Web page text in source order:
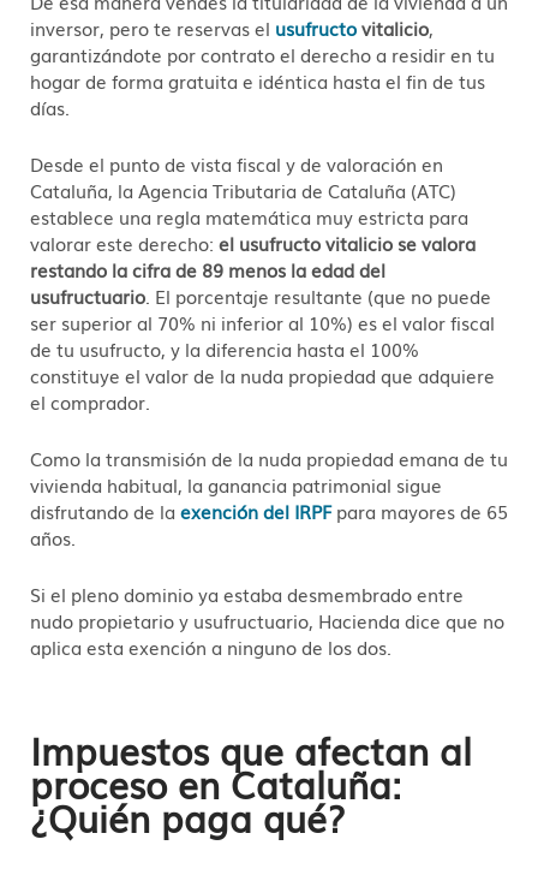
inversor, pero te reservas el usufructovitalicio,
garantizándote por contrato el derecho a residir en tu
hogar de forma gratuita e idéntica hasta el fin de tus
días.
Desde el punto de vista fiscal y de valoración en
Cataluña, la Agencia Tributaria de Cataluña (ATC)
establece una regla matemática muy estricta para
valorar este derecho: el usufructo vitalicio se valora
restando la cifra de 89 menos la edad del
usufructuario. El porcentaje resultante (que no puede
ser superior al 70% ni inferior al 10%) es el valor fiscal
de tu usufructo, y la diferencia hasta el 100%
constituye el valor de la nuda propiedad que adquiere
el comprador.
Como la transmisión de la nuda propiedad emana de tu
vivienda habitual, la ganancia patrimonial sigue
disfrutando de la exención del IRPFpara mayores de 65
años.
Si el pleno dominio ya estaba desmembrado entre
nudo propietario y usufructuario, Hacienda dice que no
aplica esta exención a ninguno de los dos.
Impuestos que afectan al
proceso en Cataluña:
¿Quién paga qué?